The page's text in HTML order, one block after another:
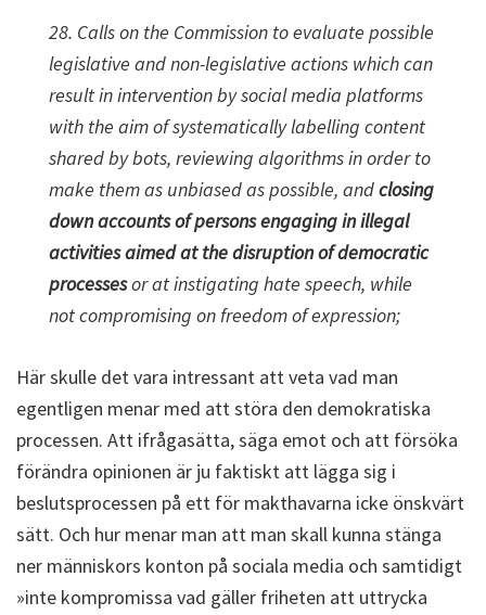
28. Calls on the Commission to evaluate possible
legislative and non-legislative actions which can
result in intervention by social media platforms
with the aim of systematically labelling content
shared by bots, reviewing algorithms in order to
make them as unbiased as possible, andclosing
down accounts of persons engaging in illegal
activities aimed at the disruption of democratic
processesor at instigating hate speech, while
not compromising on freedom of expression;
Här skulle det vara intressant att veta vad man
egentligen menar med att störa den demokratiska
processen. Att ifrågasätta, säga emot och att försöka
förändra opinionen är ju faktiskt att lägga sig i
beslutsprocessen på ett för makthavarna icke önskvärt
sätt. Och hur menar man att man skall kunna stänga
ner människors konton på sociala media och samtidigt
»inte kompromissa vad gäller friheten att uttrycka